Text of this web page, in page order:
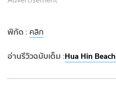
พิกัด : คลิก
อ่านรีวิวฉบับเต็ม :Hua Hin